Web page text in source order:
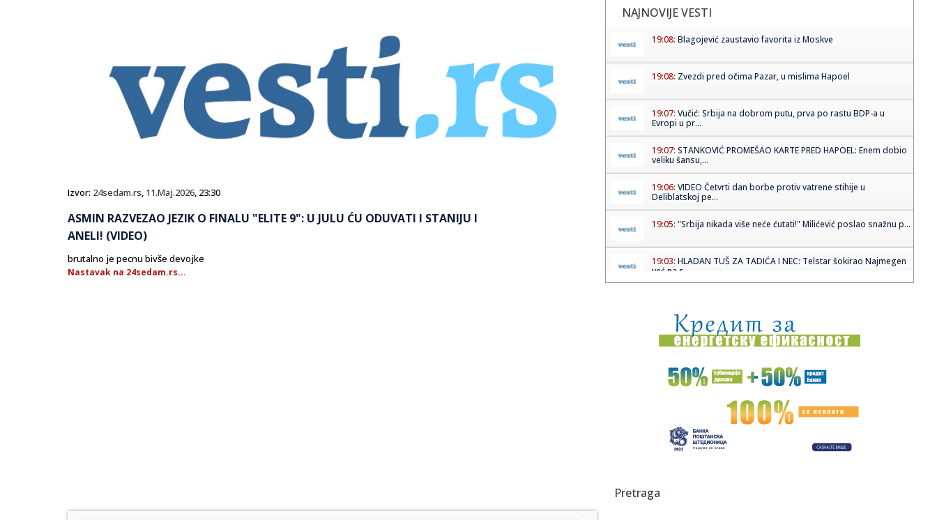
Izvor: 24sedam.rs, 11.Maj.2026, 23:30
ASMIN RAZVEZAO JEZIK O FINALU "ELITE 9": U JULU ĆU ODUVATI I STANIJU I
ANELI! (VIDEO)
brutalno je pecnu bivše devojke
Nastavak na 24sedam.rs...
NAJNOVIJE VESTI
19:08: Blagojević zaustavio favorita iz Moskve
19:08: Zvezdi pred očima Pazar, u mislima Hapoel
19:07: Vučić: Srbija na dobrom putu, prva po rastu BDP-a u
Evropi u pr...
19:07: STANKOVIĆ PROMEŠAO KARTE PRED HAPOEL: Enem dobio
veliku šansu,...
19:06: VIDEO Četvrti dan borbe protiv vatrene stihije u
Deliblatskoj pe...
19:05: "Srbija nikada više neće ćutati!" Milićević poslao snažnu p...
19:03: HLADAN TUŠ ZA TADIĆA I NEC: Telstar šokirao Najmegen
već na s...
19:02:PSŽ ispustio prednost protiv Mančester junajteda
18:59:Pogledajte kako izgleda raskošna vila Bogoljuba Karića na
moru:...
Šok: Rumunija pobedila Srbiju košem u poslednjoj
18:57:Vučić: "Izbori najkasnije za tri meseca"; "Važno je da se ne
čamca da se...
Pretraga